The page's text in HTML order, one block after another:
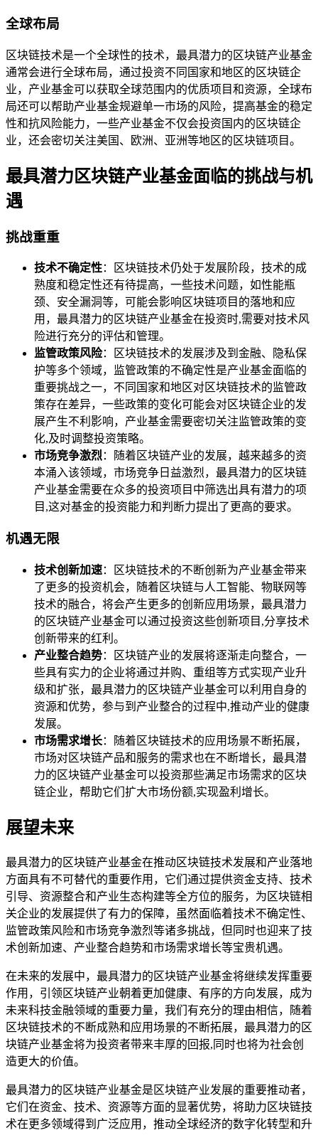
全球布局
区块链技术是一个全球性的技术，最具潜力的区块链产业基金
通常会进行全球布局，通过投资不同国家和地区的区块链企
业，产业基金可以获取全球范围内的优质项目和资源，全球布
局还可以帮助产业基金规避单一市场的风险，提高基金的稳定
性和抗风险能力，一些产业基金不仅会投资国内的区块链企
业，还会密切关注美国、欧洲、亚洲等地区的区块链项目。
最具潜力区块链产业基金面临的挑战与机
遇
挑战重重
技术不确定性：区块链技术仍处于发展阶段，技术的成
熟度和稳定性还有待提高，一些技术问题，如性能瓶
颈、安全漏洞等，可能会影响区块链项目的落地和应
用，最具潜力的区块链产业基金在投资时,需要对技术风
险进行充分的评估和管理。
监管政策风险：区块链技术的发展涉及到金融、隐私保
护等多个领域，监管政策的不确定性是产业基金面临的
重要挑战之一，不同国家和地区对区块链技术的监管政
策存在差异，一些政策的变化可能会对区块链企业的发
展产生不利影响，产业基金需要密切关注监管政策的变
化,及时调整投资策略。
市场竞争激烈 ：随着区块链产业的发展，越来越多的资
本涌入该领域，市场竞争日益激烈，最具潜力的区块链
产业基金需要在众多的投资项目中筛选出具有潜力的项
目,这对基金的投资能力和判断力提出了更高的要求。
机遇无限
技术创新加速：区块链技术的不断创新为产业基金带来
了更多的投资机会，随着区块链与人工智能、物联网等
技术的融合，将会产生更多的创新应用场景，最具潜力
的区块链产业基金可以通过投资这些创新项目,分享技术
创新带来的红利。
产业整合趋势：区块链产业的发展将逐渐走向整合，一
些具有实力的企业将通过并购、重组等方式实现产业升
级和扩张，最具潜力的区块链产业基金可以利用自身的
资源和优势，参与到产业整合的过程中,推动产业的健康
发展。
市场需求增长：随着区块链技术的应用场景不断拓展，
市场对区块链产品和服务的需求也在不断增长，最具潜
力的区块链产业基金可以投资那些满足市场需求的区块
链企业，帮助它们扩大市场份额,实现盈利增长。
展望未来
最具潜力的区块链产业基金在推动区块链技术发展和产业落地
方面具有不可替代的重要作用，它们通过提供资金支持、技术
引导、资源整合和产业生态构建等全方位的服务，为区块链相
关企业的发展提供了有力的保障，虽然面临着技术不确定性、
监管政策风险和市场竞争激烈等诸多挑战，但同时也迎来了技
术创新加速、产业整合趋势和市场需求增长等宝贵机遇。
在未来的发展中，最具潜力的区块链产业基金将继续发挥重要
作用，引领区块链产业朝着更加健康、有序的方向发展，成为
未来科技金融领域的重要力量，我们有充分的理由相信，随着
区块链技术的不断成熟和应用场景的不断拓展，最具潜力的区
块链产业基金将为投资者带来丰厚的回报,同时也将为社会创
造更大的价值。
最具潜力的区块链产业基金是区块链产业发展的重要推动者，
它们在资金、技术、资源等方面的显著优势，将助力区块链技
术在更多领域得到广泛应用，推动全球经济的数字化转型和升